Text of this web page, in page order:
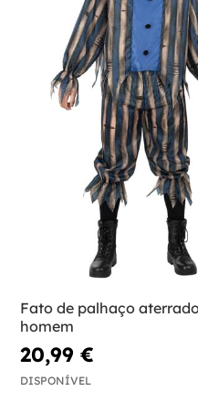
Fato de palhaço
homem
20,99 €
DISPONÍVEL